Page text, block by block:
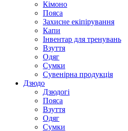
Кімоно
Пояса
Захисне екіпірування
Капи
Інвентар для тренувань
Взуття
Одяг
Сумки
Сувенірна продукція
Дзюдо
Дзюдогі
Пояса
Взуття
Одяг
Сумки